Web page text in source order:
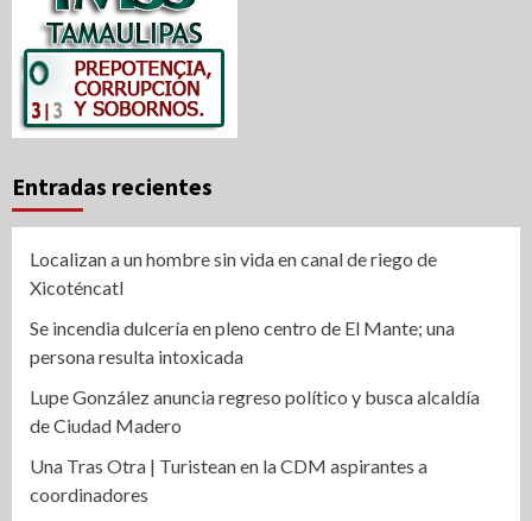
Entradas recientes
Localizan a un hombre sin vida en canal de riego de
Xicoténcatl
Se incendia dulcería en pleno centro de El Mante; una
persona resulta intoxicada
Lupe González anuncia regreso político y busca alcaldía
de Ciudad Madero
Una Tras Otra | Turistean en la CDM aspirantes a
coordinadores